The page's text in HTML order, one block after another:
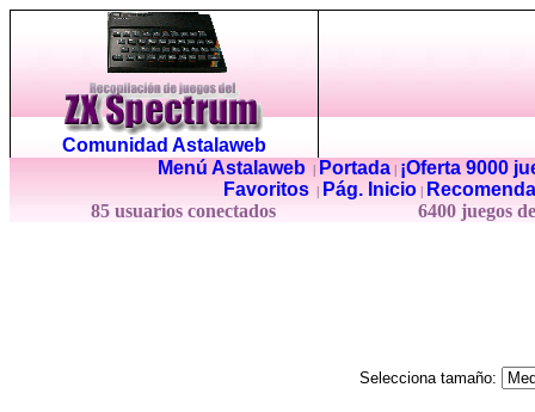
Comunidad Astalaweb
Menú Astalaweb| Portada|
¡Oferta 9000
Favoritos
Pág. Inicio
85 usuarios conectados
6400 juegos
Selecciona tamaño: